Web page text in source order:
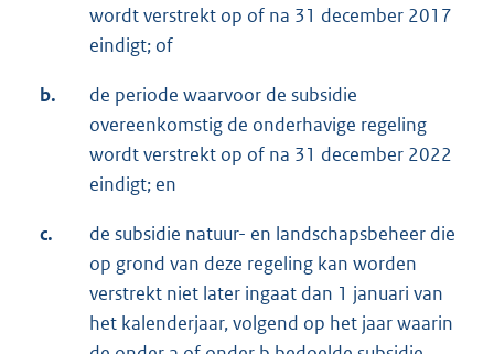
wordt verstrekt op of na 31 december 2017
eindigt; of
b.
de periode waarvoor de subsidie
overeenkomstig de onderhavige regeling
wordt verstrekt op of na 31 december 2022
eindigt; en
c.
de subsidie natuur- en landschapsbeheer die
op grond van deze regeling kan worden
verstrekt niet later ingaat dan 1 januari van
het kalenderjaar, volgend op het jaar waarin